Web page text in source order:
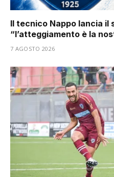
Il tecnico Nappo lancia il
“l’atteggiamento è la
7 AGOSTO 2026